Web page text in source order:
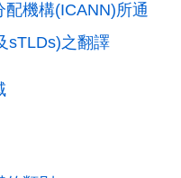
機構(ICANN)所通
sTLDs)之翻譯